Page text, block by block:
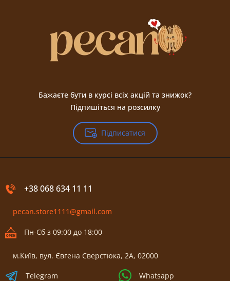
Бажаєте бути в курсі всіх акцій та знижок?
Підпишіться на розсилку
Підписатися
+38 068 634 11 11
pecan.store1111@gmail.com
Пн-Сб з 09:00 до 18:00
м.Київ, вул. Євгена Сверстюка, 2А, 02000
Telegram Whatsapp